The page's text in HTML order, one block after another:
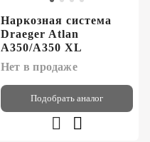
Наркозная система
Draeger Atlan
A350/A350 XL
Нет в продаже
Подобрать аналог